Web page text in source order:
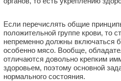
Если перечислять общие
положительной группе крови, то
непременно должны включаться
особенно мясо. Вообще,
отличаются довольно крепким
здоровьем, поэтому основной
нормального состояния.